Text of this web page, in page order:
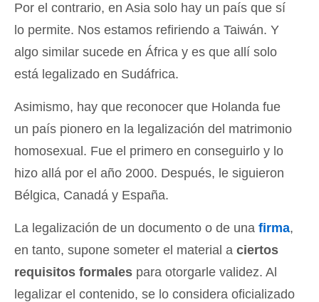
Por el contrario, en Asia solo hay un país que sí
lo permite. Nos estamos refiriendo a Taiwán. Y
algo similar sucede en África y es que allí solo
está legalizado en Sudáfrica.
Asimismo, hay que reconocer que Holanda fue
un país pionero en la legalización del matrimonio
homosexual. Fue el primero en conseguirlo y lo
hizo allá por el año 2000. Después, le siguieron
Bélgica, Canadá y España.
La legalización de un documento o de una firma,
en tanto, supone someter el material a ciertos
requisitos formales para otorgarle validez. Al
legalizar el contenido, se lo considera oficializado